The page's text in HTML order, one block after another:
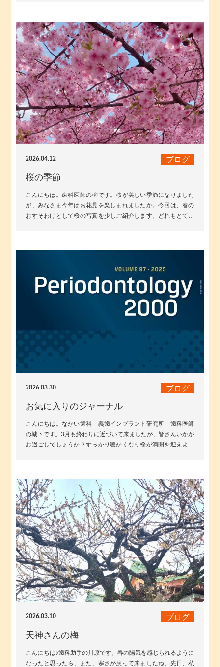
2026.04.12 ブログ
桜の季節
こんにちは。歯科医師の柳です。桜が美しい季節になりました
が、みなさま今年はお花見を楽しまれましたか。今回は、春の
おすそわけとして桜の写真を少しご紹介します。どれもとても
2026.03.30 ブログ
お気に入りのジャーナル
こんにちは。なかい歯科 義歯インプラント研究所 歯科医師
の城下です。3月も終わりに近づいて来ましたが、皆さんいかが
お過ごしでしょうか？すっかり暖かくなり桜が満開を迎えよう
2026.03.10 ブログ
天神さんの梅
こんにちは♪︎歯科助手の川原です。春の陽気を感じられるように
なったと思ったら、また、寒さが戻って来ましたね。先日、私